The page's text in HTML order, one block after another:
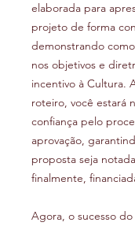
elaborada para
projeto de forma
demonstrando
nos objetivos e
incentivo à Cultura.
roteiro, você estará
confiança pelo
aprovação,
proposta seja
finalmente,
Agora, o sucesso